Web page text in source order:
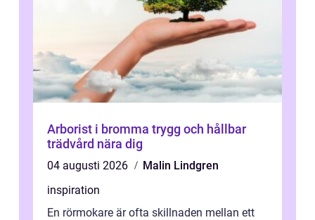
Arborist i bromma trygg och hållbar
trädvård nära dig
04 augusti 2026
Malin Lindgren
inspiration
En rörmokare är ofta skillnaden mellan ett